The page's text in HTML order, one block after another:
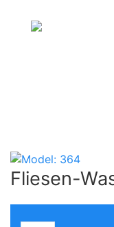
Fliesen-